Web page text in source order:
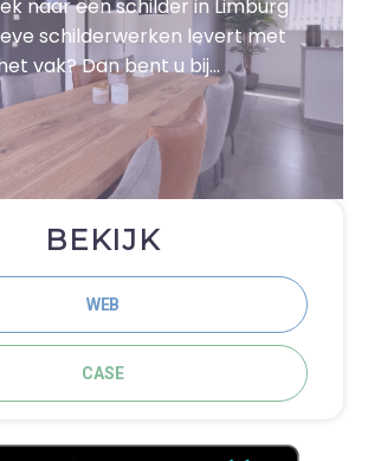
naar een schilder in Limburg
schilderwerken levert met
vak? Dan bent u bij
Fresh Decor aan het juiste
BEKIJK
WEB
CASE